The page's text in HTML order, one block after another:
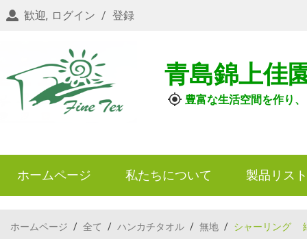
歓迎, ログイン / 登録
青島錦上佳
豊富な生活空間を作り
ホームページ 私たちについて 製品リスト
ホームページ / 全て / ハンカチタオル / 無地 / シャーリング